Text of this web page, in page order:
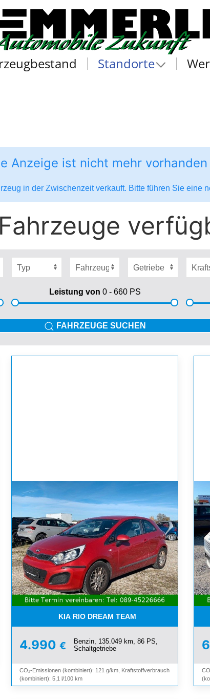
Standorte
Anzeige ist nicht mehr vorhanden
in der Zwischenzeit verkauft. Bitte führen Sie eine
Leistung von 0 - 660PS
FAHRZEUGE SUCHEN
BIS 02/27
KIA RIO DREAM TEAM
4.990 €
Benzin, 135.049 km, 86 PS,
Schaltgetriebe
CO₂-Emissionen (kombiniert): 121 g/km, Kraftstoffverbrauch
(kombiniert): 5,1 l/100 km